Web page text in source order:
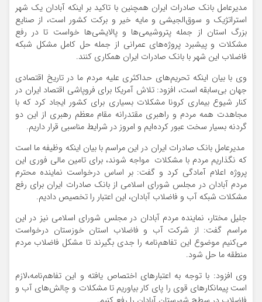
مدیرعامل بانک صادرات ایران همچنین با تاکید بر اینکه آبادان یک شهر
استراتژیک و سوق‌الجیشی و مایه خیر و برکت کشور است، از صنایع
بزرگ استان از جمله پتروشیمی‌ها و پالایشی‌ها خواست تا در رفع
مشکلات و پیشبرد پروژه‌های عمرانی از جمله حل کامل مشکل شبکه
فاضلاب این شهر با بانک صادرات ایران همکاری کنند.
وی با بیان اینکه تحریم‌های حداکثری علیه مردم ما در تاریخ اقتصادی
جهان بی‌سابقه است، افزود: تلاش آمریکا برای فروپاشی اقتصاد ایران در
کنار شیوع بیماری کرونا مشکلات بسیاری برای کشور ایجاد کرد که با
مجاهدت همه مردم و راهبری مقتدرانه مقام معظم رهبری از این دو
گردنه بسیار سخت عبور کرده‌ایم و امروز در شرایط مناسبی قرار داریم.
مدیرعامل بانک صادرات ایران در این مراسم با بیان اینکه وظیفه ما است
که نگذاریم مردم با مشکلات مواجه شوند، برای تامین مالی فوری این
پروژه اعلام آمادگی کرد و گفت: بر اساس درخواست نماینده محترم
مردم آبادان در مجلس شورای اسلامی از بانک صادرات ایران برای رفع
مشکلات شبکه آب و فاضلاب آبادان، این اعتبار را تخصیص دادیم.
جلیل مختار، نماینده مردم آبادان در مجلس شورای اسلامی نیز در این
مراسم گفت: از شرکت آب و فاضلاب استان خوزستان درخواست
می‌کنیم موضوع این تفاهم‌نامه را جدی بگیرند تا مشکل فاضلاب مردم
منطقه ما حل شود.
وی افزود: با توجه به اعتبارهای اختصاص یافته و این تفاهم‌نامه،لازم
است پیمانکارهای قوی را پای کار بیاوریم تا مشکلات و چالش‌های آب و